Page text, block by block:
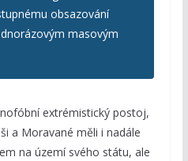
obsazování
masovým
extrémistický postoj,
a Moravané měli i nadále
na území svého státu, ale